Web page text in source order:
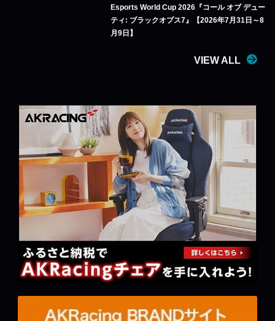
Esports World Cup 2026『コール オブ デュー
ティ: ブラックオプス7』【2026年7月31日～8
月9日】
VIEW ALL